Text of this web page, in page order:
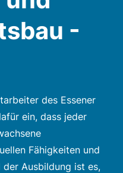
-
des Essener
ein, dass jeder
Fähigkeiten und
Ausbildung ist es,